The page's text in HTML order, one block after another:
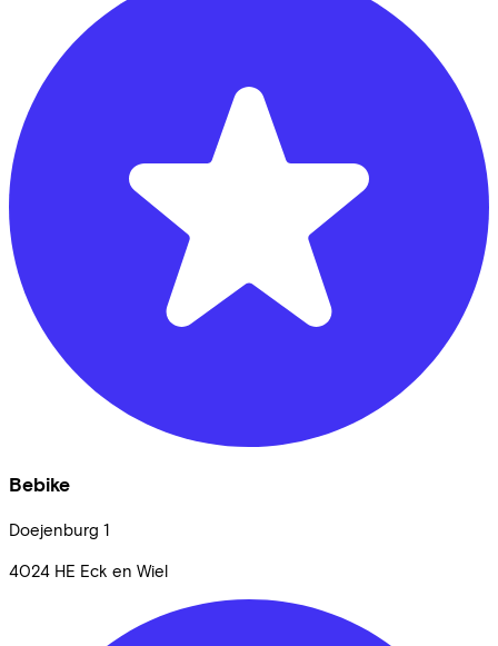
Bebike
Doejenburg 1
4024 HE Eck en Wiel